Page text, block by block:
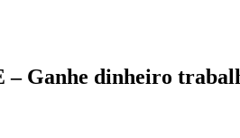
Ganhe dinheiro